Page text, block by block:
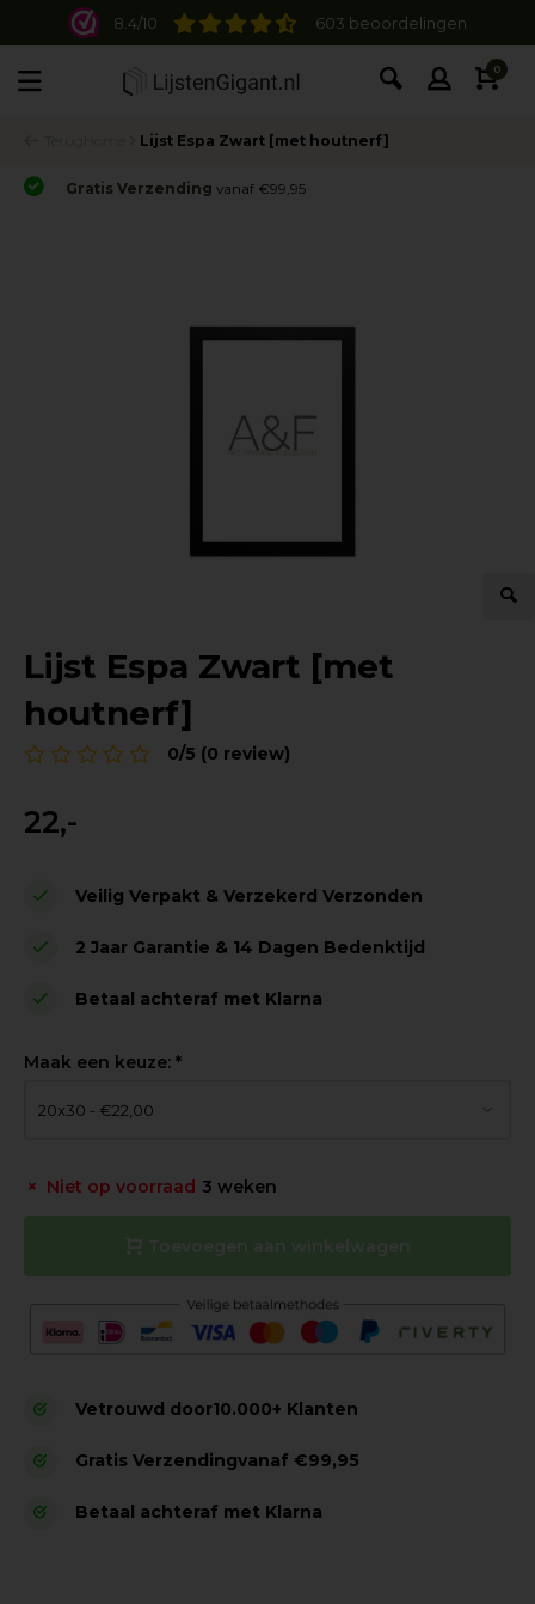
8.4/10 603 beoordelingen
0
Lijst Espa Zwart [met houtnerf]
Gratis Verzending vanaf €99,95
Lijst Espa Zwart [met
houtnerf]
0/5 (0 review)
22,-
Veilig Verpakt & Verzekerd Verzonden
2 Jaar Garantie & 14 Dagen Bedenktijd
Betaal achteraf met Klarna
Maak een keuze: *
Niet op voorraad 3 weken
Vetrouwd door10.000+ Klanten
Gratis Verzendingvanaf €99,95
Betaal achteraf met Klarna